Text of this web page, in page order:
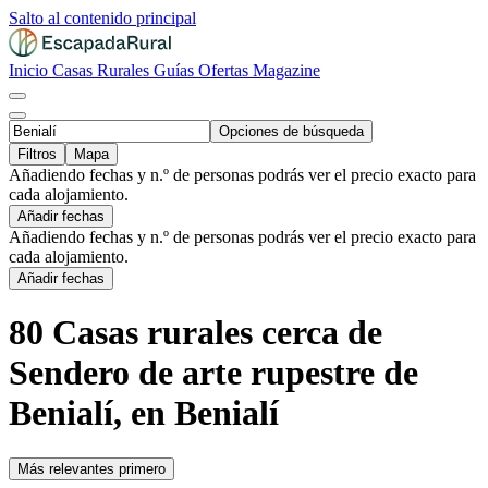
Salto al contenido principal
Inicio Casas Rurales Guías Ofertas Magazine
Opciones de búsqueda
Filtros
Mapa
Añadiendo fechas y n.º de personas podrás ver el precio exacto para
cada alojamiento.
Añadir fechas
Añadiendo fechas y n.º de personas podrás ver el precio exacto para
cada alojamiento.
Añadir fechas
80 Casas rurales cerca de
Sendero de arte rupestre de
Benialí, en Benialí
Más relevantes primero